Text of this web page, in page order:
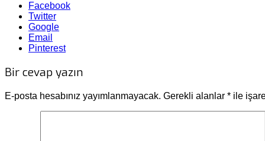
Facebook
Twitter
Google
Email
Pinterest
Bir cevap yazın
E-posta hesabınız yayımlanmayacak. Gerekli alanlar * ile